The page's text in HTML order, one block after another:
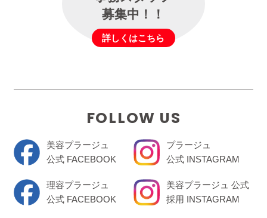
募集中！！
詳しくはこちら
FOLLOW US
美容プラージュ
公式 FACEBOOK
理容プラージュ
公式 FACEBOOK
プラージュ
公式 INSTAGRAM
美容プラージュ 公式
採用 INSTAGRAM